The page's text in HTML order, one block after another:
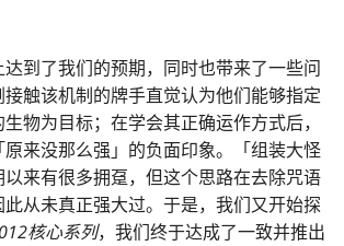
到了我们的预期，同时也带来了一些问
触该机制的牌手直觉认为他们能够指定
物为目标；在学会其正确运作方式后，
来没那么强」的负面印象。「组装大怪
来有很多拥趸，但这个思路在去除咒语
从未真正强大过。于是，我们又开始探
核心系列，我们终于达成了一致并推出